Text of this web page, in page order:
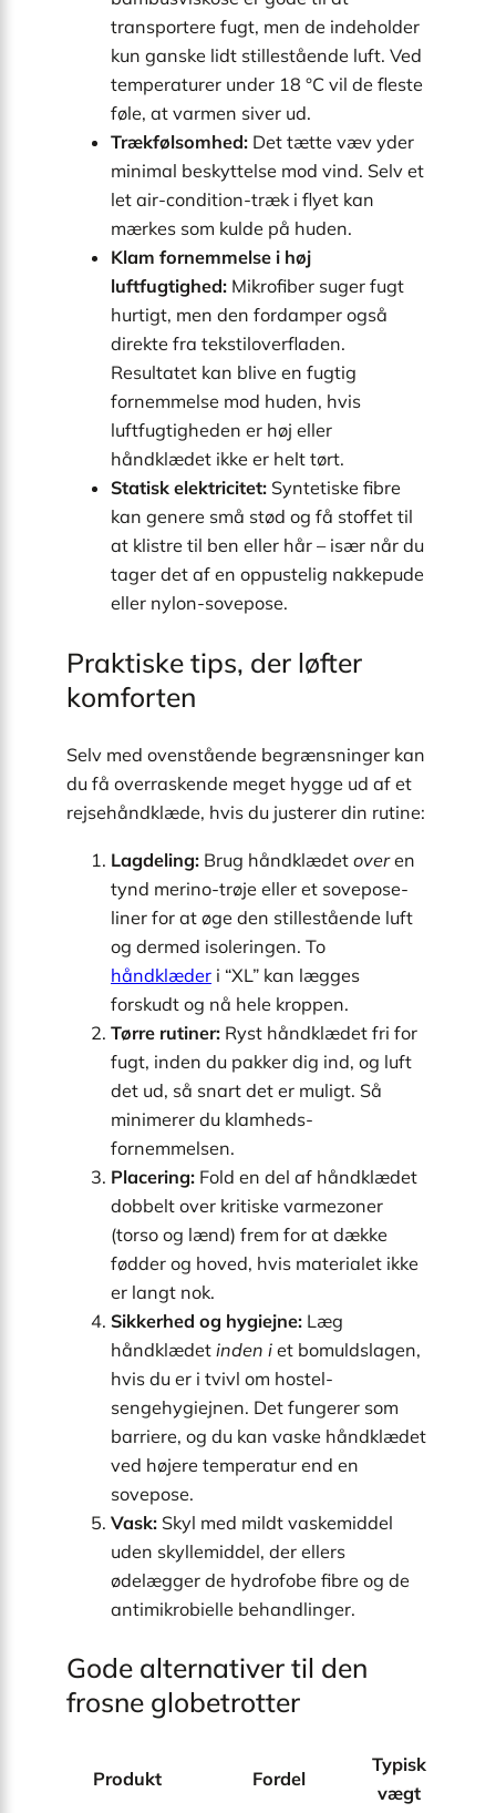
transportere fugt, men de indeholder
kun ganske lidt stillestående luft. Ved
temperaturer under 18 °C vil de fleste
føle, at varmen siver ud.
Trækfølsomhed: Det tætte væv yder
minimal beskyttelse mod vind. Selv et
let air-condition-træk i flyet kan
mærkes som kulde på huden.
Klam fornemmelse i høj
luftfugtighed: Mikrofiber suger fugt
hurtigt, men den fordamper også
direkte fra tekstiloverfladen.
Resultatet kan blive en fugtig
fornemmelse mod huden, hvis
luftfugtigheden er høj eller
håndklædet ikke er helt tørt.
Statisk elektricitet: Syntetiske fibre
kan genere små stød og få stoffet til
at klistre til ben eller hår – især når du
tager det af en oppustelig nakkepude
eller nylon-sovepose.
Praktiske tips, der løfter
komforten
Selv med ovenstående begrænsninger kan
du få overraskende meget hygge ud af et
rejsehåndklæde, hvis du justerer din rutine:
Lagdeling: Brug håndklædet overen
tynd merino-trøje eller et sovepose-
liner for at øge den stillestående luft
og dermed isoleringen. To
håndklæder i “XL” kan lægges
forskudt og nå hele kroppen.
Tørre rutiner: Ryst håndklædet fri for
fugt, inden du pakker dig ind, og luft
det ud, så snart det er muligt. Så
minimerer du klamheds-
fornemmelsen.
Placering: Fold en del af håndklædet
dobbelt over kritiske varmezoner
(torso og lænd) frem for at dække
fødder og hoved, hvis materialet ikke
er langt nok.
Sikkerhed og hygiejne: Læg
håndklædet inden i et bomuldslagen,
hvis du er i tvivl om hostel-
sengehygiejnen. Det fungerer som
barriere, og du kan vaske håndklædet
ved højere temperatur end en
sovepose.
Vask: Skyl med mildt vaskemiddel
uden skyllemiddel, der ellers
ødelægger de hydrofobe fibre og de
antimikrobielle behandlinger.
Gode alternativer til den
frosne globetrotter
Produkt Fordel
Typisk
vægt